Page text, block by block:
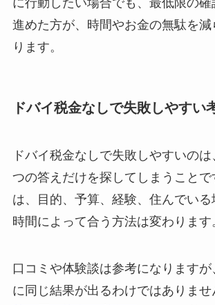
進めた方が、時間やお金の無駄を減
ります。
ドバイ税金なしで失敗しやすい
ドバイ税金なしで失敗しやすいの
つの答えだけを探してしまうことで
は、目的、予算、経験、住んでいる
時間によって合う方法は変わります
口コミや体験談は参考になりますが
に同じ結果が出るわけではありませ